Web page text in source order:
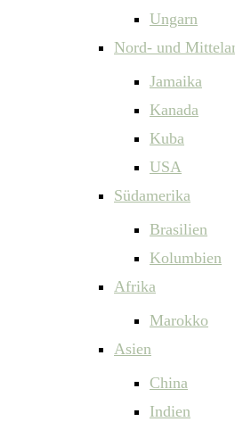
Ungarn
Nord- und
Jamaika
Kanada
Kuba
USA
Südamerika
Brasilien
Kolumbien
Afrika
Marokko
Asien
China
Indien